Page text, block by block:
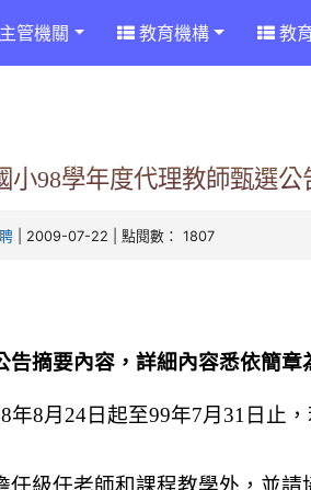
主管機關 教育機構 教
小98學年度代理教師甄選公
| 2009-07-22 | 點閱數： 1807
告摘要內容，詳細內容悉依簡章
年8月 24日起至99年7月 31 日 止
任級任老師和課程教學外，並